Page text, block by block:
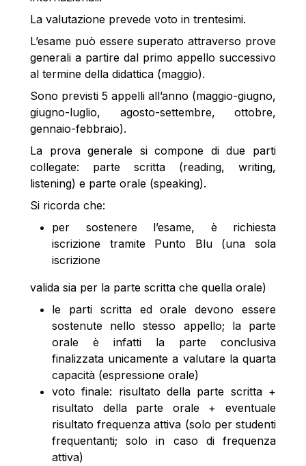
La valutazione prevede voto in trentesimi.
L’esame può essere superato attraverso prove
generali a partire dal primo appello successivo
al termine della didattica (maggio).
Sono previsti 5 appelli all’anno (maggio-giugno,
giugno-luglio, agosto-settembre, ottobre,
gennaio-febbraio).
La prova generale si compone di due parti
collegate: parte scritta (reading, writing,
listening) e parte orale (speaking).
Si ricorda che:
per sostenere l’esame, è richiesta
iscrizione tramite Punto Blu (una sola
iscrizione
valida sia per la parte scritta che quella orale)
le parti scritta ed orale devono essere
sostenute nello stesso appello; la parte
orale è infatti la parte conclusiva
finalizzata unicamente a valutare la quarta
capacità (espressione orale)
voto finale: risultato della parte scritta +
risultato della parte orale + eventuale
risultato frequenza attiva (solo per studenti
frequentanti; solo in caso di frequenza
attiva)